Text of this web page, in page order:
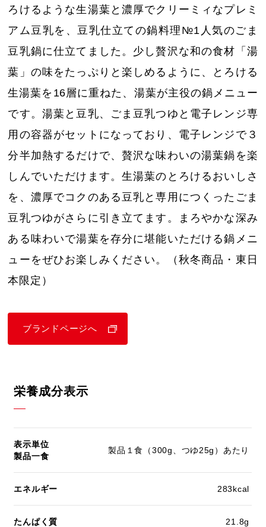
ろけるような生湯葉と濃厚でクリーミィなプレミ
アム豆乳を、豆乳仕立ての鍋料理№1人気のごま
豆乳鍋に仕立てました。少し贅沢な和の食材「湯
葉」の味をたっぷりと楽しめるように、とろける
生湯葉を16層に重ねた、湯葉が主役の鍋メニュー
です。湯葉と豆乳、ごま豆乳つゆと電子レンジ専
用の容器がセットになっており、電子レンジで３
分半加熱するだけで、贅沢な味わいの湯葉鍋を楽
しんでいただけます。生湯葉のとろけるおいしさ
を、濃厚でコクのある豆乳と専用につくったごま
豆乳つゆがさらに引き立てます。まろやかな深み
ある味わいで湯葉を存分に堪能いただける鍋メニ
ューをぜひお楽しみください。（秋冬商品・東日
本限定）
ブランドページへ
栄養成分表示
表示単位
製品一食
製品１食（300g、つゆ25g）あたり
エネルギー 283kcal
たんぱく質 21.8g